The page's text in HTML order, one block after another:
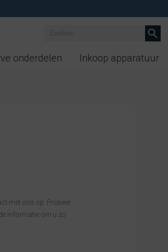
onderdelen Inkoop apparatuur
met ons op. Probeer
informatie om u zo